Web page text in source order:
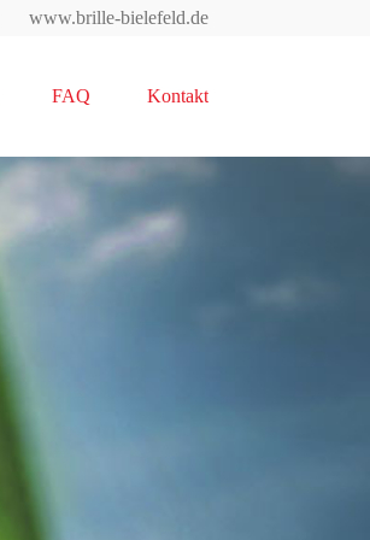
www.brille-bielefeld.de
FAQ Kontakt